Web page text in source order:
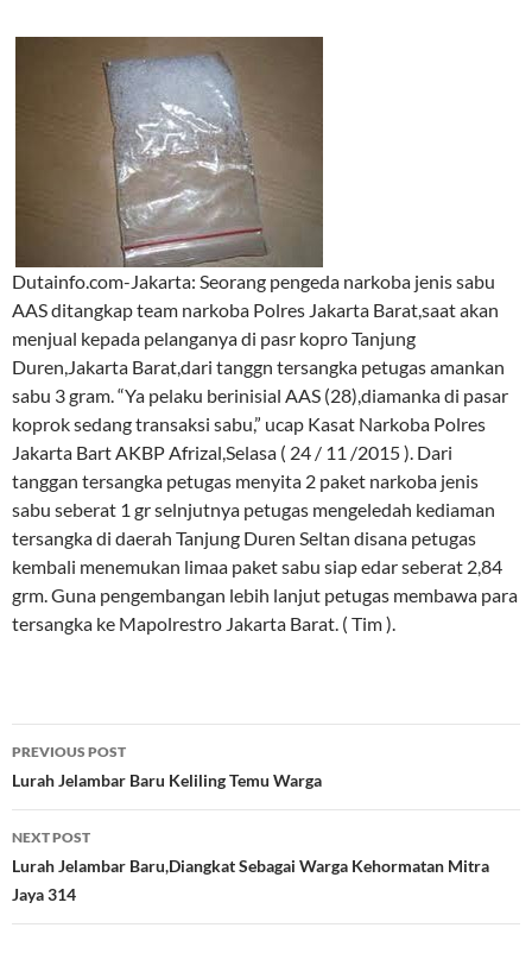
Dutainfo.com-Jakarta: Seorang pengeda narkoba jenis sabu
AAS ditangkap team narkoba Polres Jakarta Barat,saat akan
menjual kepada pelanganya di pasr kopro Tanjung
Duren,Jakarta Barat,dari tanggn tersangka petugas amankan
sabu 3 gram. “Ya pelaku berinisial AAS (28),diamanka di pasar
koprok sedang transaksi sabu,” ucap Kasat Narkoba Polres
Jakarta Bart AKBP Afrizal,Selasa ( 24 / 11 /2015 ). Dari
tanggan tersangka petugas menyita 2 paket narkoba jenis
sabu seberat 1 gr selnjutnya petugas mengeledah kediaman
tersangka di daerah Tanjung Duren Seltan disana petugas
kembali menemukan limaa paket sabu siap edar seberat 2,84
grm. Guna pengembangan lebih lanjut petugas membawa para
tersangka ke Mapolrestro Jakarta Barat. ( Tim ).
Post
navigation
PREVIOUS POST
Lurah Jelambar Baru Keliling Temu Warga
NEXT POST
Lurah Jelambar Baru,Diangkat Sebagai Warga Kehormatan Mitra
Jaya 314